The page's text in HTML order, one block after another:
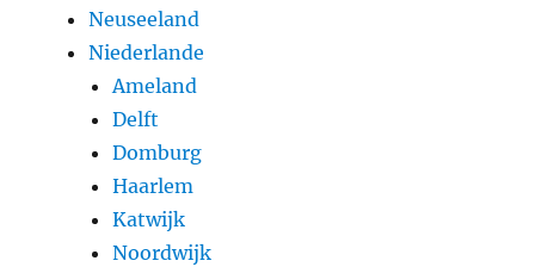
Neuseeland
Niederlande
Ameland
Delft
Domburg
Haarlem
Katwijk
Noordwijk